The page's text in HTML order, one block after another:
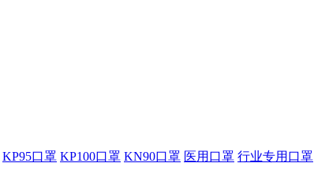
KP95口罩 KP100口罩 KN90口罩 医用口罩 行业专用口罩